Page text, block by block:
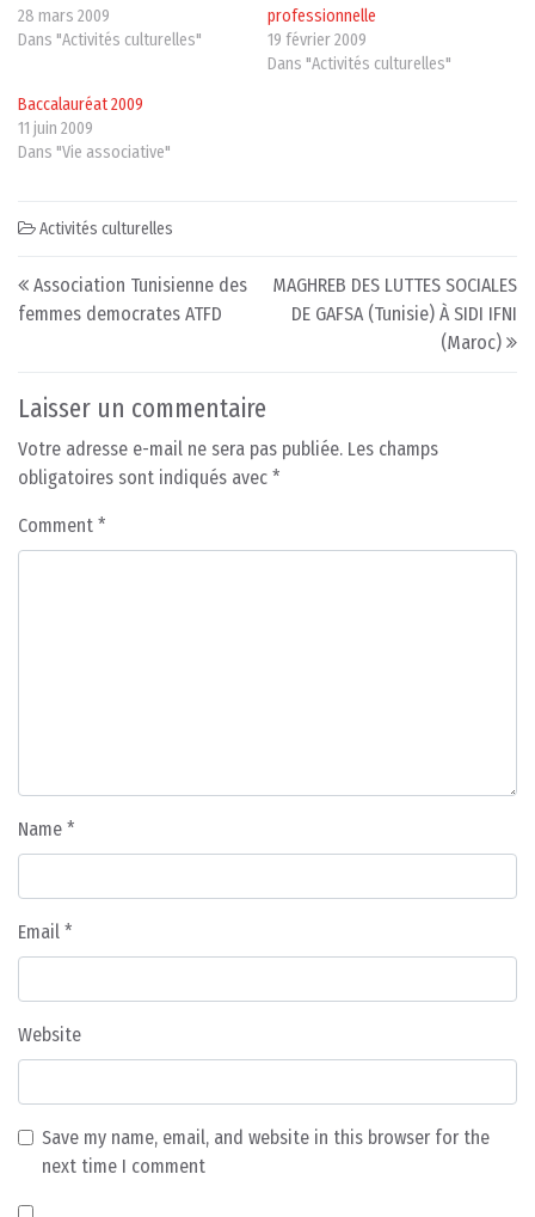
28 mars 2009
Dans "Activités culturelles"
professionnelle
19 février 2009
Dans "Activités culturelles"
Baccalauréat 2009
11 juin 2009
Dans "Vie associative"
Activités culturelles
Post navigation
Association Tunisienne des
femmes democrates ATFD
MAGHREB DES LUTTES SOCIALES
DE GAFSA (Tunisie) À SIDI IFNI
(Maroc)
Laisser un commentaire
Votre adresse e-mail ne sera pas publiée. Les champs
obligatoires sont indiqués avec *
Comment *
Name *
Email *
Website
Save my name, email, and website in this browser for the
next time I comment